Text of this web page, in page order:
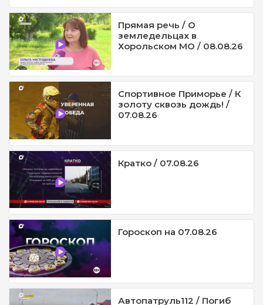
Прямая речь / О
земледельцах в
Хорольском МО / 08.08.26
Спортивное Приморье / К
золоту сквозь дождь! /
07.08.26
Кратко / 07.08.26
Гороскоп на 07.08.26
Автопатруль112 / Погиб